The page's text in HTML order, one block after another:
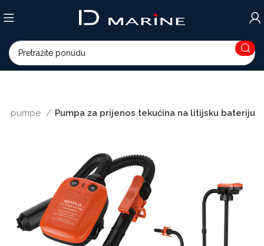
pumpe Pumpa za prijenos tekućina na litijsku bateriju